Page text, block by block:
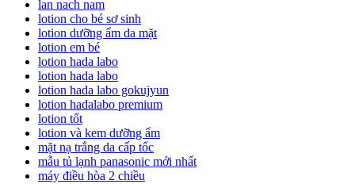
lan nach nam
lotion cho bé sơ sinh
lotion dưỡng ẩm da mặt
lotion em bé
lotion hada labo
lotion hada labo
lotion hada labo gokujyun
lotion hadalabo premium
lotion tốt
lotion và kem dưỡng ẩm
mặt nạ trắng da cấp tốc
mẫu tủ lạnh panasonic mới nhất
máy điều hòa 2 chiều